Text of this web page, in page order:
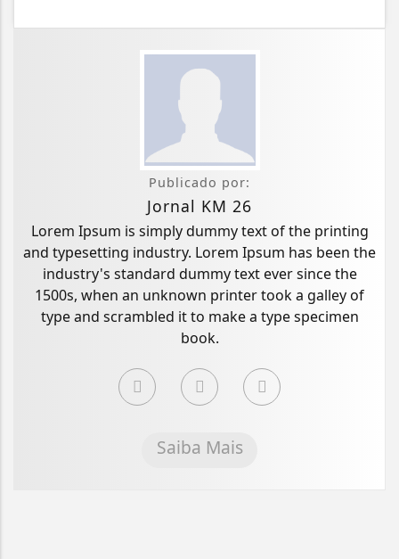
Publicado por:
Jornal KM 26
Lorem Ipsum is simply dummy text of the printing
and typesetting industry. Lorem Ipsum has been the
industry's standard dummy text ever since the
1500s, when an unknown printer took a galley of
type and scrambled it to make a type specimen
book.
Saiba Mais